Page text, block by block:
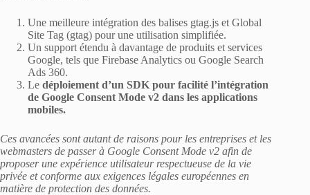
Une meilleure intégration des balises gtag.js et Global
Site Tag (gtag) pour une utilisation simplifiée.
Un support étendu à davantage de produits et services
Google, tels que Firebase Analytics ou Google Search
Ads 360.
Le déploiement d’un SDK pour facilité l’intégration
de Google Consent Mode v2 dans les applications
mobiles.
Ces avancées sont autant de raisons pour les entreprises et les
webmasters de passer à Google Consent Mode v2 afin de
proposer une expérience utilisateur respectueuse de la vie
privée et conforme aux exigences légales européennes en
matière de protection des données.